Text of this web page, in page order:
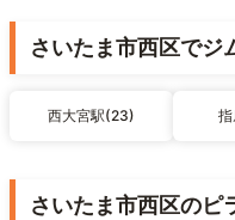
さいたま市西区でジ
西大宮駅(23)
さいたま市西区のピ